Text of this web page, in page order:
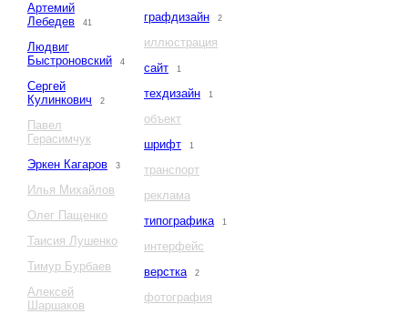
Артемий
Лебедев
41
Людвиг
Быстроновский
4
Сергей
Кулинкович
2
Павел
Герасимчук
Эркен Кагаров
3
Илья Михайлов
Олег Пащенко
Таисия Лушенко
Тимур Бурбаев
Алексей
Шаршаков
графдизайн 2
иллюстрация
сайт
1
техдизайн 1
объект
шрифт
1
транспорт
реклама
типографика
1
интерфейс
верстка
2
фотография